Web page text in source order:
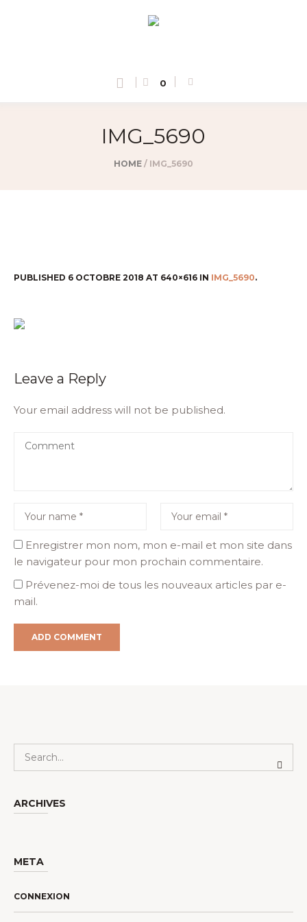
0
IMG_5690
HOME / IMG_5690
PUBLISHED 6 OCTOBRE 2018 AT 640×616 IN IMG_5690.
Leave a Reply
Your email address will not be published.
Enregistrer mon nom, mon e-mail et mon site dans
le navigateur pour mon prochain commentaire.
Prévenez-moi de tous les nouveaux articles par e-
mail.
ARCHIVES
META
CONNEXION